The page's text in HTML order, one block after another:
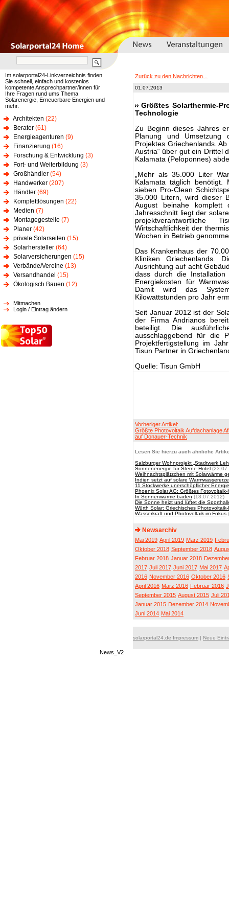
Im solarportal24-Linkverzeichnis finden
Sie schnell, einfach und kostenlos
kompetente Ansprechpartner/innen für
Ihre Fragen rund ums Thema
Solarenergie, Erneuerbare Energien und
mehr.
Architekten (22)
Berater (61)
Energieagenturen (9)
Finanzierung (16)
Forschung & Entwicklung (3)
Fort- und Weiterbildung (3)
Großhändler (54)
Handwerker (207)
Händler (69)
Komplettlösungen (22)
Medien (7)
Montagegestelle (7)
Planer (42)
private Solarseiten (15)
Solarhersteller (64)
Solarversicherungen (15)
Verbände/Vereine (13)
Versandhandel (15)
Ökologisch Bauen (12)
Mitmachen
Login / Eintrag ändern
Zurück zu den Nachrichten...
01.07.2013
Größtes Solarthermie-
Technologie
Zu Beginn dieses Jahres
Planung und
Projektes Griechenlands.
Austria“ über gut ein Drittel
Kalamata (Peloponnes)
„Mehr als 35.000 Liter
Kalamata täglich benötigt.
sieben Pro-Clean
35.000 Litern, wird dieser
August beinahe komplett
Jahresschnitt liegt der
projektverantwortliche
Wirtschaftlichkeit der
Wochen in Betrieb
Das Krankenhaus der
Kliniken Griechenlands.
Ausrichtung auf acht
dass durch die
Energiekosten für
Damit wird das
Kilowattstunden pro Jahr
Seit Januar 2012 ist der
der Firma Andrianos
beteiligt. Die
ausschlaggebend für die
Projektfertigstellung im
Tisun Partner in
Quelle: Tisun GmbH
Vorheriger Artikel:
Größte Photovoltaik Aufdachanlage
auf Donauer-Technik
Lesen Sie hierzu auch ähnliche
Salzburger Wohnprojekt „Stadtwerk
Sonnenenergie für Sterne-Hotel
Weihnachtsplätzchen mit Solarwärme
Indien setzt auf solare
11 Stockwerke unerschöpflicher Energie
Phoenix Solar AG: Größtes
In Sonnenwärme baden (18.07.2012)
Die Sonne heizt und lüftet die
Würth Solar: Griechisches
Wasserkraft und Photovoltaik im Fokus
Newsarchiv
Mai 2019 April 2019 März 2019
Oktober 2018 September 2018
Februar 2018 Januar 2018
2017 Juli 2017 Juni 2017 Mai 2017
2016 November 2016 Oktober 2016
April 2016 März 2016 Februar 2016
September 2015 August 2015 Juli
Januar 2015 Dezember 2014
Juni 2014 Mai 2014
solarportal24.de Impressum | Neue
News_V2